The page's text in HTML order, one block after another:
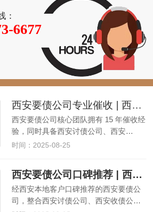
：
6677
西安要债公司专业催收 | 西安讨债 + 收债公司，15 年行业经验，客户满意度 98.5%
西安要债公司核心团队拥有 15 年催收经
验，同时具备西安讨债公司、西安…
时间：2025-08-25
西安要债公司口碑推荐 | 西安讨债 + 收债公司，欠款追回周期缩短 40%，收费透明
经西安本地客户口碑推荐的西安要债公
司，整合西安讨债公司、西安收债公…